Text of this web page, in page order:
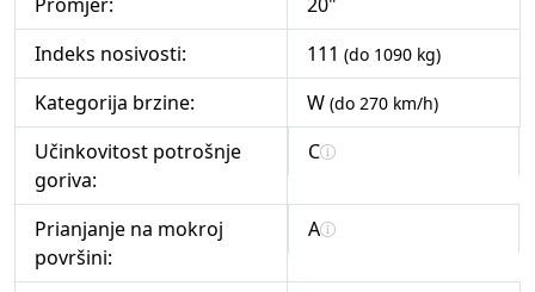
Indeks nosivosti:
111 (do 1090 kg)
Kategorija brzine: W (do 270 km/h)
Učinkovitost potrošnje
goriva:
C
Prianjanje na mokroj
površini:
A